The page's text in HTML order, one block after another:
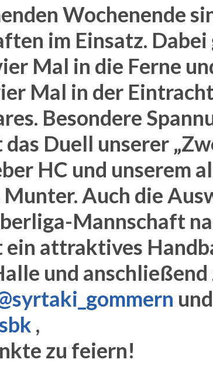
Wochenende
im Einsatz. Dabei
Mal in die Ferne
Mal in der
Besondere
Duell unserer
HC und unserem
Munter. Auch die
Mannschaft
attraktives
und anschließend
und
,
zu feiern!